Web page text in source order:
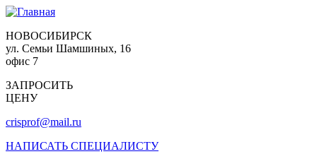
НОВОСИБИРСК
ул. Семьи Шамшиных, 16
офис 7
ЗАПРОСИТЬ
ЦЕНУ
crisprof@mail.ru
НАПИСАТЬ СПЕЦИАЛИСТУ